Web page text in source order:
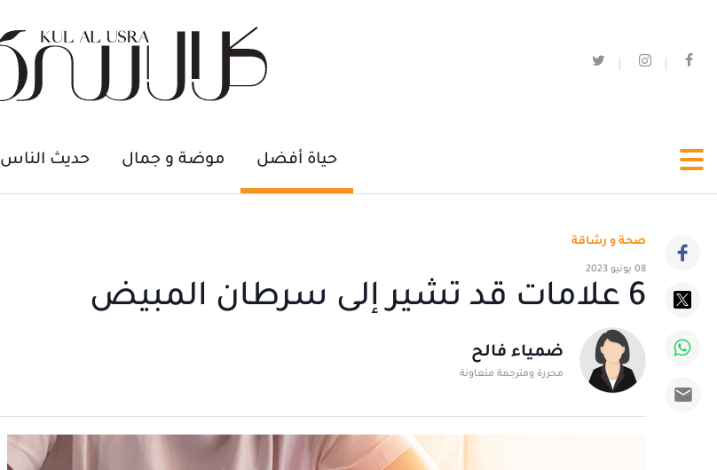
حياة أفضل موضة و جمال حديث الناس
صحة و رشاقة
08 يونيو 2023
6 علامات قد تشير إلى سرطان المبيض
ضمياء فالح
محررة ومترجمة متعاونة